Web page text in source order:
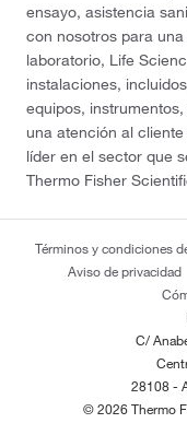
ensayo, asistencia
con nosotros para
laboratorio, Life
instalaciones,
equipos,
una atención al
líder en el sector que
Thermo Fisher
Términos y condiciones
Aviso de privacidad
C/
28108 -
© 2026 Thermo